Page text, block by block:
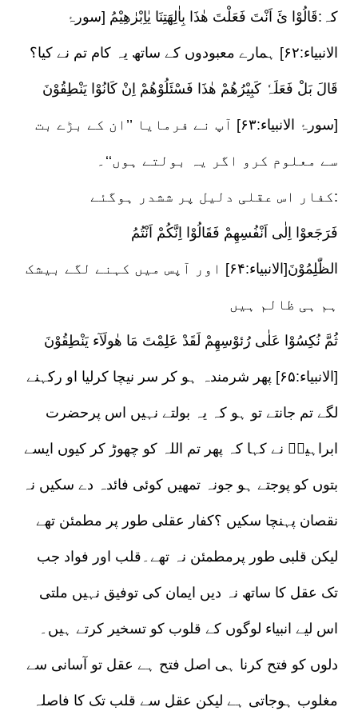
کہ:قَالُوْا ئَ اَنْتَ فَعَلْتَ ھٰذَا بِاٰلِھَتِنَا یٰاِبْرٰھِیْمُ [سورۂ
الانبیاء:۶۲] ہمارے معبودوں کے ساتھ یہ کام تم نے کیا؟
قَالَ بَلْ فَعَلَہٗ کَبِیْرُھُمْ ھٰذَا فَسْئَلُوْھُمْ اِنْ کَانُوْا یَنْطِقُوْنَ
[سورۂ الانبیاء:۶۳] آپ نے فرمایا ’’ان کے بڑے بت
سے معلوم کرو اگر یہ بولتے ہوں‘‘۔
کفار اس عقلی دلیل پر ششدر ہوگئے:
فَرَجَعوْا اِلٰی اَنْفُسِھِمْ فَقَالُوْا اِنَّکُمْ اَنْتُمُ
الظّٰلِمُوْنَ[الانبیاء:۶۴] اور آپس میں کہنے لگے بیشک
ہم ہی ظالم ہیں
ثُمَّ نُکِسُوْا عَلٰی رُئوْسِھِمْ لَقَدْ عَلِمْتَ مَا ھٰولَآء یَنْطِقُوْنَ
[الانبیاء:۶۵] پھر شرمندہ ہو کر سر نیچا کرلیا او رکہنے
لگے تم جانتے تو ہو کہ یہ بولتے نہیں اس پرحضرت
ابراہیمؑ نے کہا کہ پھر تم اللہ کو چھوڑ کر کیوں ایسے
بتوں کو پوجتے ہو جونہ تمھیں کوئی فائدہ دے سکیں نہ
نقصان پہنچا سکیں ؟کفار عقلی طور پر مطمئن تھے
لیکن قلبی طور پرمطمئن نہ تھے۔قلب اور فواد جب
تک عقل کا ساتھ نہ دیں ایمان کی توفیق نہیں ملتی
اس لیے انبیاء لوگوں کے قلوب کو تسخیر کرتے ہیں۔
دلوں کو فتح کرنا ہی اصل فتح ہے عقل تو آسانی سے
مغلوب ہوجاتی ہے لیکن عقل سے قلب تک کا فاصلہ